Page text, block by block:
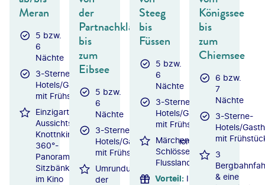
Meran
5 bzw.
6
Nächte
3-Sterne-
Hotels/Gasthöfe
mit Frühstück
Einzigartiger
Aussichtspunkt
Knottnkino mit
360°-
Panorama und
Sitzbänken wie
im Kino
der
Partnachklamm
bis
zum
Eibsee
5 bzw.
6
Nächte
3-Sterne-
Hotels/Gasthöfe/Pensionen
mit Frühstück
Umrundung
der
Steeg
bis
Füssen
5 bzw.
6
Nächte
3-Sterne-
Hotels/Gasthäuser
mit Frühstück
Märchenhafte
Schlösser & Wilde
Flusslandschaften
Vorteil: Inkl.
Königssee
bis
zum
Chiemsee
6 bzw.
7
Nächte
3-Sterne-
Hotels/
mit
3
& eine